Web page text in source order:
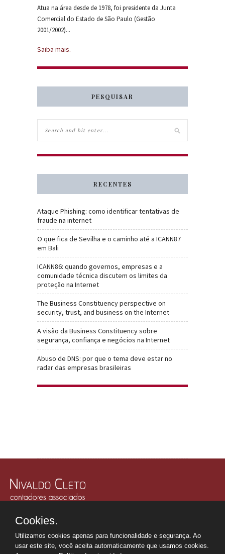
Atua na área desde de 1978, foi presidente da Junta
Comercial do Estado de São Paulo (Gestão
2001/2002)...
Saiba mais.
PESQUISAR
RECENTES
Ataque Phishing: como identificar tentativas de
fraude na internet
O que fica de Sevilha e o caminho até a ICANN87
em Bali
ICANN86: quando governos, empresas e a
comunidade técnica discutem os limites da
proteção na Internet
The Business Constituency perspective on
security, trust, and business on the Internet
A visão da Business Constituency sobre
segurança, confiança e negócios na Internet
Abuso de DNS: por que o tema deve estar no
radar das empresas brasileiras
Edifício Memorial Office Building - São Paulo - SP
Tel.: +55 112507-6249
Whatsapp: +55 1198669-0107
Cookies.
Utilizamos cookies apenas para funcionalidade e segurança. Ao
usar este site, você aceita automaticamente que usamos cookies.